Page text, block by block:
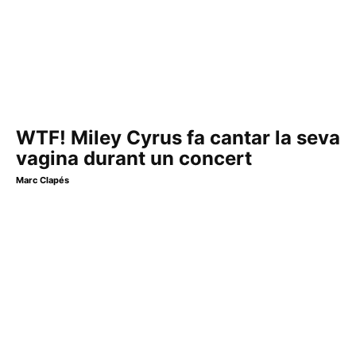
WTF! Miley Cyrus fa cantar la seva
vagina durant un concert
Marc Clapés